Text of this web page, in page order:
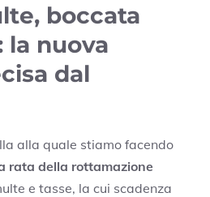
boccata
la nuova
dal
alla quale stiamo facendo
rata della rottamazione
e tasse, la cui scadenza